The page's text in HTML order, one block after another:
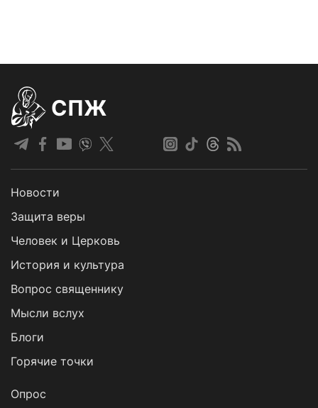
СПЖ
Новости
Защита веры
Человек и Церковь
История и культура
Вопрос священнику
Мысли вслух
Блоги
Горячие точки
Опрос